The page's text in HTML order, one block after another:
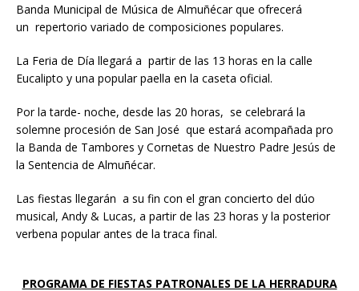
Banda Municipal de Música de Almuñécar que ofrecerá
un repertorio variado de composiciones populares.
La Feria de Día llegará a partir de las 13 horas en la calle
Eucalipto y una popular paella en la caseta oficial.
Por la tarde- noche, desde las 20 horas, se celebrará la
solemne procesión de San José que estará acompañada pro
la Banda de Tambores y Cornetas de Nuestro Padre Jesús de
la Sentencia de Almuñécar.
Las fiestas llegarán a su fin con el gran concierto del dúo
musical, Andy & Lucas, a partir de las 23 horas y la posterior
verbena popular antes de la traca final.
PROGRAMA DE FIESTAS PATRONALES DE LA HERRADURA